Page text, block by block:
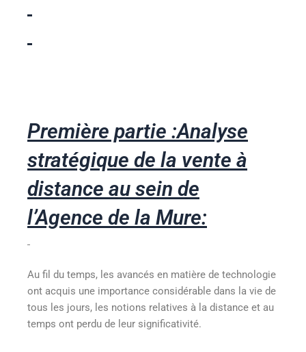
Première partie :Analyse
stratégique de la vente à
distance au sein de
l’Agence de la Mure:
Au fil du temps, les avancés en matière de technologie
ont acquis une importance considérable dans la vie de
tous les jours, les notions relatives à la distance et au
temps ont perdu de leur significativité.